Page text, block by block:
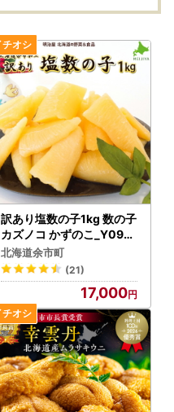
訳あり塩数の子1kg 数の子
カズノコ かずのこ_Y097-
0001
北海道余市町
(21)
17,000